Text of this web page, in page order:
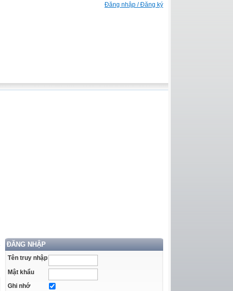
Đăng nhập / Đăng ký
ĐĂNG NHẬP
Tên truy nhập
Mật khẩu
Ghi nhớ